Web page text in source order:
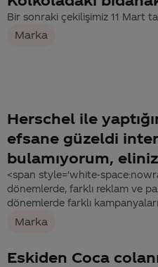
Bir sonraki çekilişimiz 11 Mart
Marka
Herschel ile
efsane güzeldi
bulamıyorum,
<span style='white-
dönemlerde, farklı reklam ve
dönemlerde farklı
Marka
Eskiden Coca